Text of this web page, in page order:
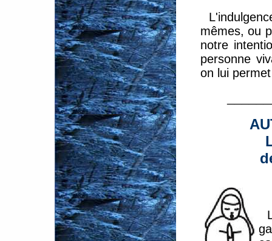
mêmes, ou
notre
personne
on lui